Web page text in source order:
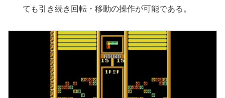
ても引き続き回転・移動の操作が可能である。